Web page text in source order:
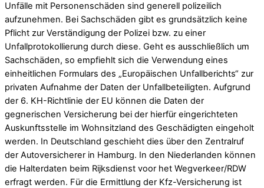
Unfälle mit Personenschäden sind generell polizeilich
aufzunehmen. Bei Sachschäden gibt es grundsätzlich keine
Pflicht zur Verständigung der Polizei bzw. zu einer
Unfallprotokollierung durch diese. Geht es ausschließlich um
Sachschäden, so empfiehlt sich die Verwendung eines
einheitlichen Formulars des „Europäischen Unfallberichts“ zur
privaten Aufnahme der Daten der Unfallbeteiligten. Aufgrund
der 6. KH-Richtlinie der EU können die Daten der
gegnerischen Versicherung bei der hierfür eingerichteten
Auskunftsstelle im Wohnsitzland des Geschädigten eingeholt
werden. In Deutschland geschieht dies über den Zentralruf
der Autoversicherer in Hamburg. In den Niederlanden können
die Halterdaten beim Rijksdienst voor het Wegverkeer/RDW
erfragt werden. Für die Ermittlung der Kfz-Versicherung ist